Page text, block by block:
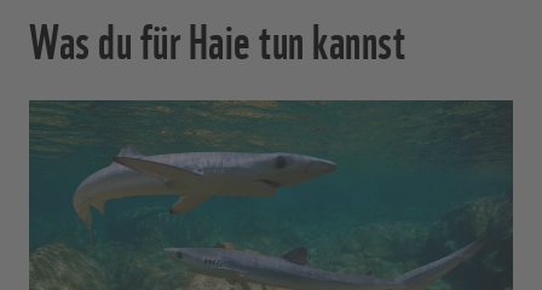
Was du für Haie tun kannst